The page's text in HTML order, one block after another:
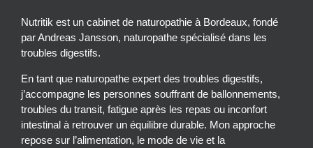
Nutritik est un cabinet de naturopathie à Bordeaux, fondé
par Andreas Jansson, naturopathe spécialisé dans les
troubles digestifs.
En tant que naturopathe expert des troubles digestifs,
j’accompagne les personnes souffrant de ballonnements,
troubles du transit, fatigue après les repas ou inconfort
intestinal à retrouver un équilibre durable. Mon approche
repose sur l’alimentation, le mode de vie et la